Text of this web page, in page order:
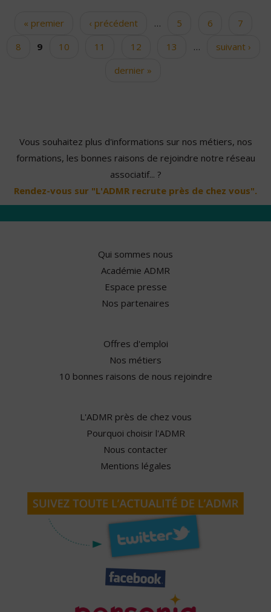
Pages« premier ‹ précédent … 5 6
7
8
9 10 11 12 13 …
suivant ›
dernier »
Vous souhaitez plus d'informations sur nos métiers, nos
formations, les bonnes raisons de rejoindre notre réseau
associatif... ?
Rendez-vous sur "L'ADMR recrute près de chez vous".
Qui sommes nous
Académie ADMR
Espace presse
Nos partenaires
Offres d'emploi
Nos métiers
10 bonnes raisons de nous rejoindre
L'ADMR près de chez vous
Pourquoi choisir l'ADMR
Nous contacter
Mentions légales